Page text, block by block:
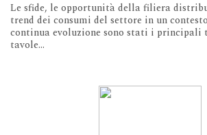
Le sfide, le opportunità della filiera
trend dei consumi del settore in un
continua evoluzione sono stati i principali
tavole...